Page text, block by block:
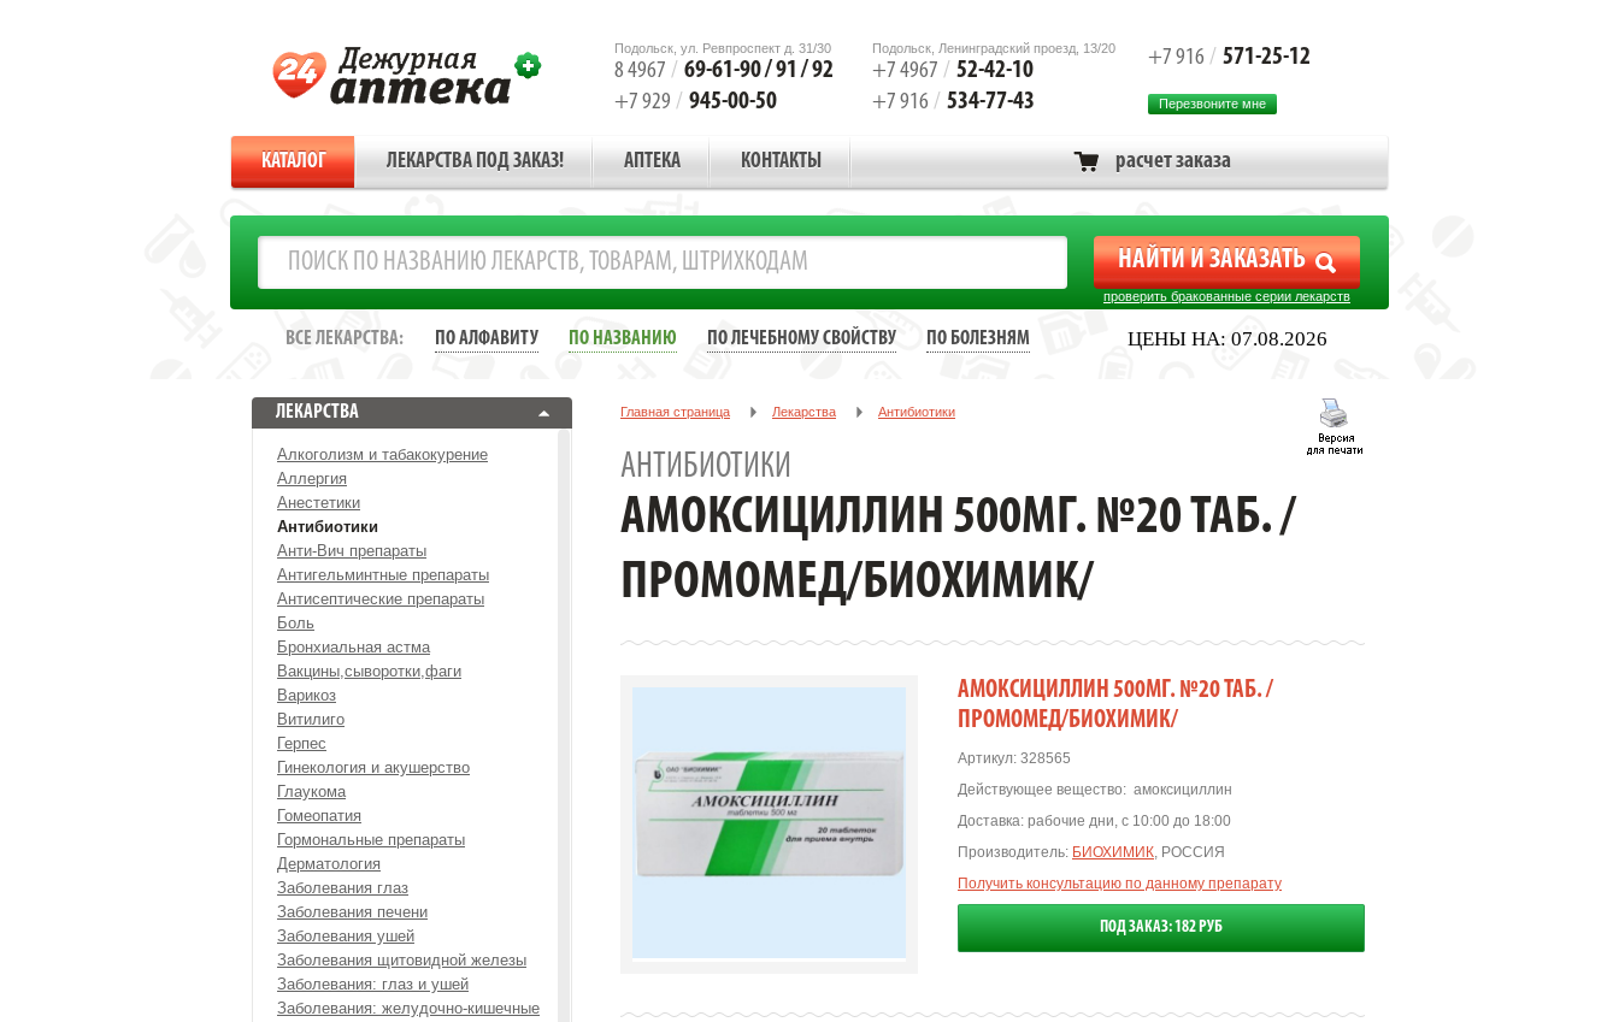
Подольск, ул. Ревпроспект д. 31/30
8 4967 / 69-61-90 / 91 / 92
+7 929 / 945-00-50
Подольск, Ленинградский проезд, 13/20
+7 4967 / 52-42-10
+7 916 / 534-77-43
+7 916 / 571-25-12
Перезвоните мне
КАТАЛОГ ЛЕКАРСТВА ПОД ЗАКАЗ! АПТЕКА КОНТАКТЫ расчет заказа
проверить бракованные серии лекарств
ЦЕНЫ НА: 07.08.2026
ВСЕ ЛЕКАРСТВА: ПО АЛФАВИТУ ПО НАЗВАНИЮ ПО ЛЕЧЕБНОМУ СВОЙСТВУ ПО БОЛЕЗНЯМ
ЛЕКАРСТВА
Алкоголизм и табакокурение
Аллергия
Анестетики
Антибиотики
Анти-Вич препараты
Антигельминтные препараты
Антисептические препараты
Боль
Бронхиальная астма
Вакцины,сыворотки,фаги
Варикоз
Витилиго
Герпес
Гинекология и акушерство
Глаукома
Гомеопатия
Гормональные препараты
Дерматология
Заболевания глаз
Заболевания печени
Заболевания ушей
Заболевания щитовидной железы
Заболевания: глаз и ушей
Заболевания: желудочно-кишечные
Главная страница Лекарства Антибиотики
АНТИБИОТИКИ
АМОКСИЦИЛЛИН 500МГ. №20 ТАБ. /
ПРОМОМЕД/БИОХИМИК/
АМОКСИЦИЛЛИН 500МГ. №20 ТАБ. /
ПРОМОМЕД/БИОХИМИК/
Артикул: 328565
Действующее вещество: амоксициллин
Доставка: рабочие дни, с 10:00 до 18:00
Производитель: БИОХИМИК, РОССИЯ
Получить консультацию по данному препарату
ПОД ЗАКАЗ: 182 РУБ